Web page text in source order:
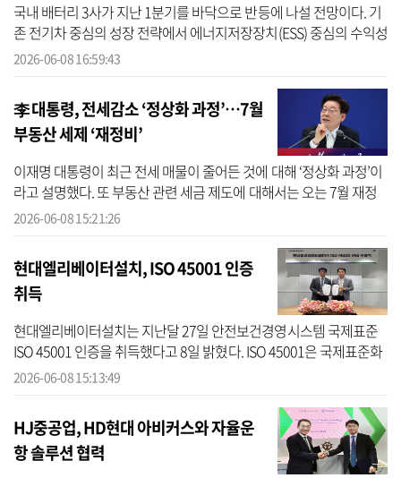
국내 배터리 3사가 지난 1분기를 바닥으로 반등에 나설 전망이다. 기
존 전기차 중심의 성장 전략에서 에너지저장장치(ESS) 중심의 수익성
확보 전략으로 무게중심을 옮긴 효과가 가시화되고 있다는 평가다.
2026-06-08 16:59:43
李 대통령, 전세감소 ‘정상화 과정’…7월
부동산 세제 ‘재정비’
이재명 대통령이 최근 전세 매물이 줄어든 것에 대해 ‘정상화 과정’이
라고 설명했다. 또 부동산 관련 세금 제도에 대해서는 오는 7월 재정
비하겠다는 계획을 밝혔다. 8일 이 대통령은 청와대 영빈관에서 열린
2026-06-08 15:21:26
현대엘리베이터설치, ISO 45001 인증
취득
현대엘리베이터설치는 지난달 27일 안전보건경영시스템 국제표준
ISO 45001 인증을 취득했다고 8일 밝혔다. ISO 45001은 국제표준화
기구(ISO)가 제정한 안전보건경영시스템 인증이다. 사업장 위험요인
2026-06-08 15:13:49
HJ중공업, HD현대 아비커스와 자율운
항 솔루션 협력